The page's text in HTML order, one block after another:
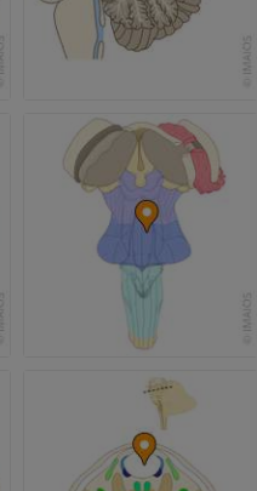
Arterie ed ossa della gamba
Angiografia dell’arto
inferiore (DSA)
Angiografia
GRATUITO